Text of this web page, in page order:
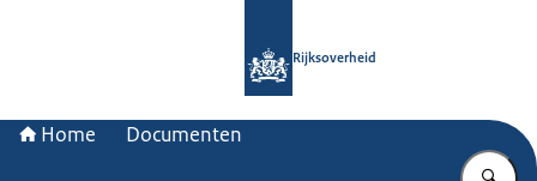
Rijksoverheid
Home Documenten